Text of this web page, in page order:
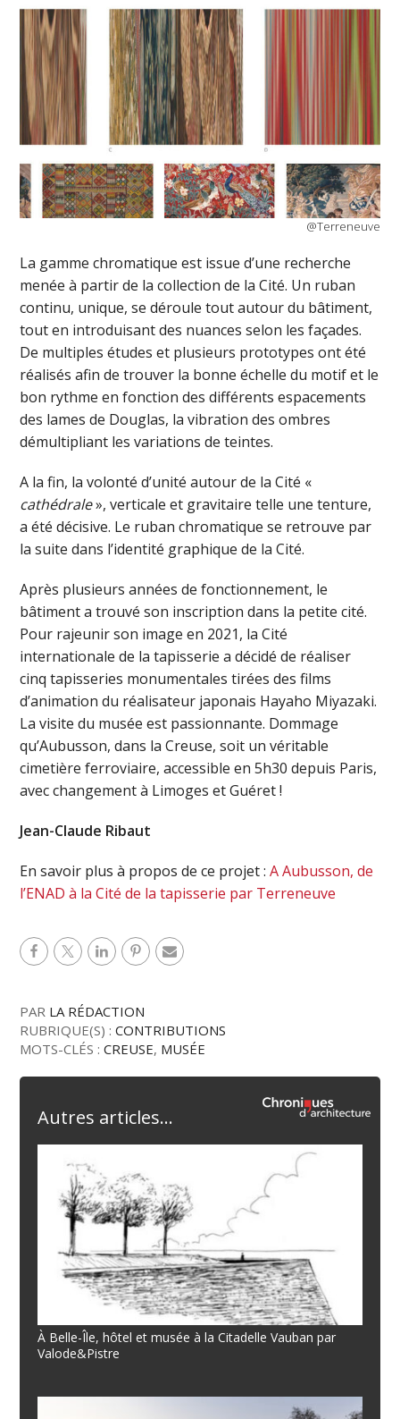
@Terreneuve
La gamme chromatique est issue d’une recherche
menée à partir de la collection de la Cité. Un ruban
continu, unique, se déroule tout autour du bâtiment,
tout en introduisant des nuances selon les façades.
De multiples études et plusieurs prototypes ont été
réalisés afin de trouver la bonne échelle du motif et le
bon rythme en fonction des différents espacements
des lames de Douglas, la vibration des ombres
démultipliant les variations de teintes.
A la fin, la volonté d’unité autour de la Cité «
cathédrale», verticale et gravitaire telle une tenture,
a été décisive. Le ruban chromatique se retrouve par
la suite dans l’identité graphique de la Cité.
Après plusieurs années de fonctionnement, le
bâtiment a trouvé son inscription dans la petite cité.
Pour rajeunir son image en 2021, la Cité
internationale de la tapisserie a décidé de réaliser
cinq tapisseries monumentales tirées des films
d’animation du réalisateur japonais Hayaho Miyazaki.
La visite du musée est passionnante. Dommage
qu’Aubusson, dans la Creuse, soit un véritable
cimetière ferroviaire, accessible en 5h30 depuis Paris,
avec changement à Limoges et Guéret !
Jean-Claude Ribaut
En savoir plus à propos de ce projet :A Aubusson, de
l’ENAD à la Cité de la tapisserie par Terreneuve
PAR LA RÉDACTION
RUBRIQUE(S) :CONTRIBUTIONS
MOTS-CLÉS :CREUSE, MUSÉE
Autres articles...
À Belle-Île, hôtel et musée à la Citadelle Vauban par
Valode&Pistre